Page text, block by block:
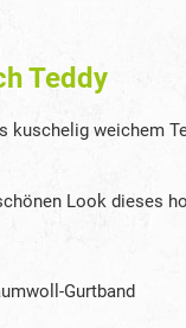
Teddy
weichem
Look dieses
Gurtband